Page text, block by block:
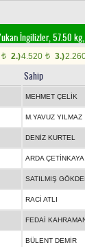
İngilizler, 57.50
t 2.)4.520 t 3.)
Sahip
MEHMET ÇELİK
M.YAVUZ YILMAZ
DENİZ KURTEL
ARDA ÇETİNKAYA
SATILMIŞ
RACİ ATLI
FEDAİ
BÜLENT DEMİR